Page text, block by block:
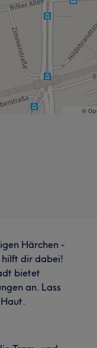
Härchen -
hilft dir dabei!
bietet
an. Lass